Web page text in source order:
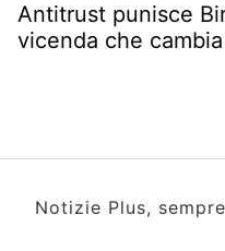
Antitrust punisce
vicenda che
Notizie Plus,